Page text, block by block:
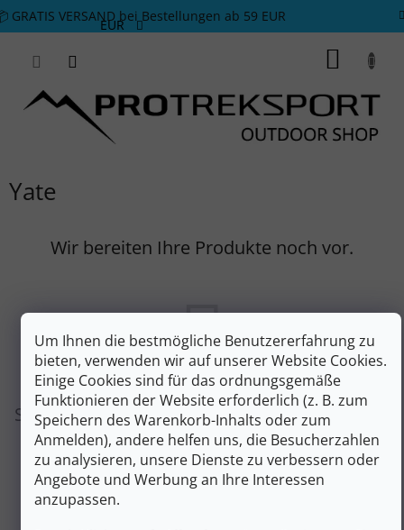
Um Ihnen die bestmögliche Benutzererfahrung zu
bieten, verwenden wir auf unserer Website Cookies.
Einige Cookies sind für das ordnungsgemäße
Funktionieren der Website erforderlich (z. B. zum
Speichern des Warenkorb-Inhalts oder zum
Anmelden), andere helfen uns, die Besucherzahlen
zu analysieren, unsere Dienste zu verbessern oder
Angebote und Werbung an Ihre Interessen
anzupassen.
Zum Inhalt springen
GRATIS VERSAND bei Bestellungen ab 59 EUR
EUR
Yate
Wir bereiten Ihre Produkte noch vor.
Sie können sich aber auch andere Kategorien
ansehen.